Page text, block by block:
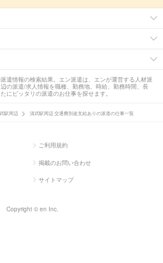
遣情報の検索結果。エン派遣は、エンが運営する人材派
の派遣/求人情報を職種、勤務地、時給、勤務時間、長
にピッタリの派遣のお仕事を探せます。
駅周辺 清武駅周辺 交通費別途支給ありの派遣の仕事一覧
ご利用規約
掲載のお問い合わせ
サイトマップ
Copyright © en Inc.